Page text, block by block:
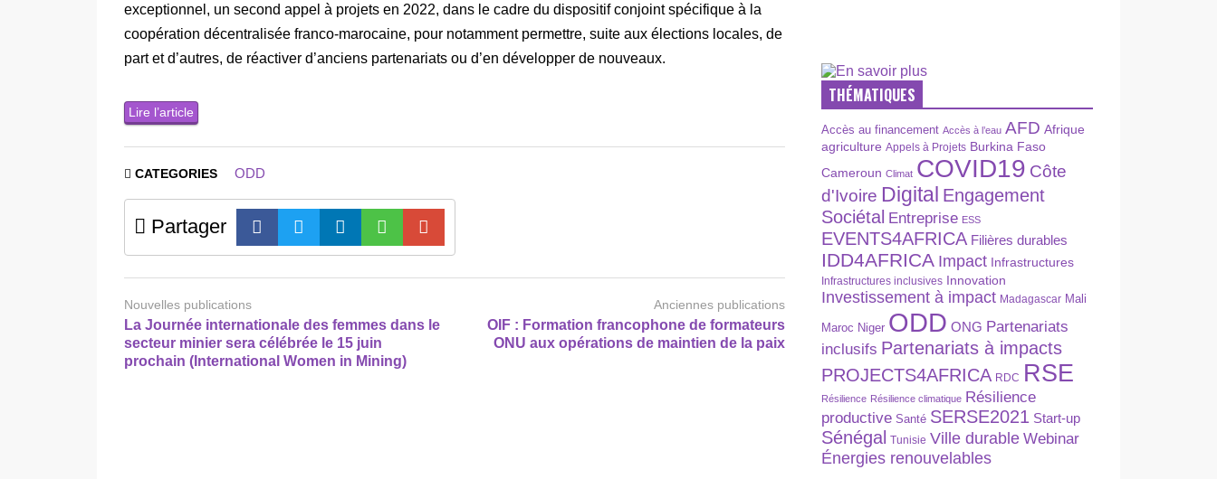
exceptionnel, un second appel à projets en 2022, dans le cadre du dispositif conjoint spécifique à la
coopération décentralisée franco-marocaine, pour notamment permettre, suite aux élections locales, de
part et d’autres, de réactiver d’anciens partenariats ou d’en développer de nouveaux.
Lire l’article
CATEGORIES ODD
Partager
Nouvelles publications
La Journée internationale des femmes dans le
secteur minier sera célébrée le 15 juin
prochain (International Women in Mining)
Anciennes publications
OIF : Formation francophone de formateurs
ONU aux opérations de maintien de la paix
THÉMATIQUES
Accès au financement Accès à l’eau AFD Afrique
agriculture Appels à Projets Burkina Faso
Cameroun Climat COVID19 Côte
d'Ivoire Digital Engagement
Sociétal Entreprise ESS
EVENTS4AFRICA Filières durables
IDD4AFRICA Impact Infrastructures
Infrastructures inclusives Innovation
Investissement à impact Madagascar Mali
Maroc Niger ODD ONG Partenariats
inclusifs Partenariats à impacts
PROJECTS4AFRICA RDC RSE
Résilience Résilience climatique Résilience
productive Santé SERSE2021 Start-up
Sénégal Tunisie Ville durable Webinar
Énergies renouvelables